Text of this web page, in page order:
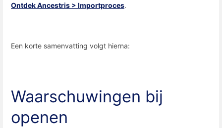
Ontdek Ancestris > Importproces.
Een korte samenvatting volgt hierna:
Waarschuwingen bij
openen